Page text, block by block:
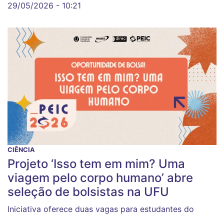
29/05/2026 - 10:21
CIÊNCIA
Projeto ‘Isso tem em mim? Uma
viagem pelo corpo humano’ abre
seleção de bolsistas na UFU
Iniciativa oferece duas vagas para estudantes do